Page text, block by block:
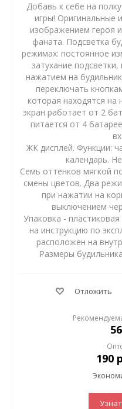
Добавь к себе на
игры! Оригинальные
изображением героя
фаната. Подсветка
режимах: постоянное
затухание
нажатием на
переключать
которая находятся на
экран работает от 2
питается от 4
ЖК дисплей. Функции:
календарь.
Семь оттенков мягкой
смены цветов. Два
при нажатии на
выключением
Упаковка -
на инструкцию по
расположен на
Размеры
Отложить
190